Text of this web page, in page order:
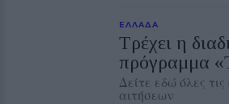
ΕΛΛΑΔΑ
Τρέχει η
πρόγραμμα
Δείτε εδώ όλες
αιτήσεων